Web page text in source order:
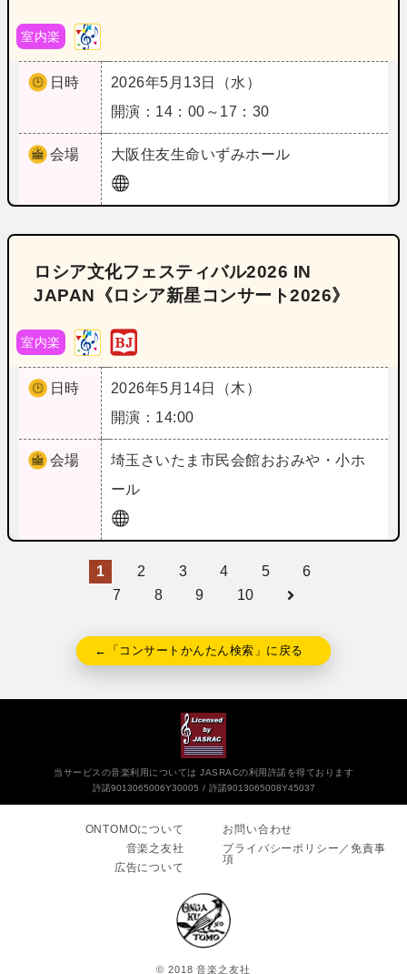
室内楽
日時
2026年5月13日（水）
開演：14：00～17：30
会場 大阪住友生命いずみホール
ロシア文化フェスティバル2026 IN
JAPAN《ロシア新星コンサート2026》
室内楽
日時
2026年5月14日（木）
開演：14:00
会場 埼玉 さいたま市民会館おおみや・小ホ
ール
1 2 3 4 5
6
7
8 9 10
←「コンサートかんたん検索」に戻る
当サービスの音楽利用については JASRACの利用許諾を得ております
許諾9013065006Y30005
許諾9013065008Y45037
ONTOMOについて
音楽之友社
広告について
お問い合わせ
プライバシーポリシー／免責事
項
© 2018 音楽之友社